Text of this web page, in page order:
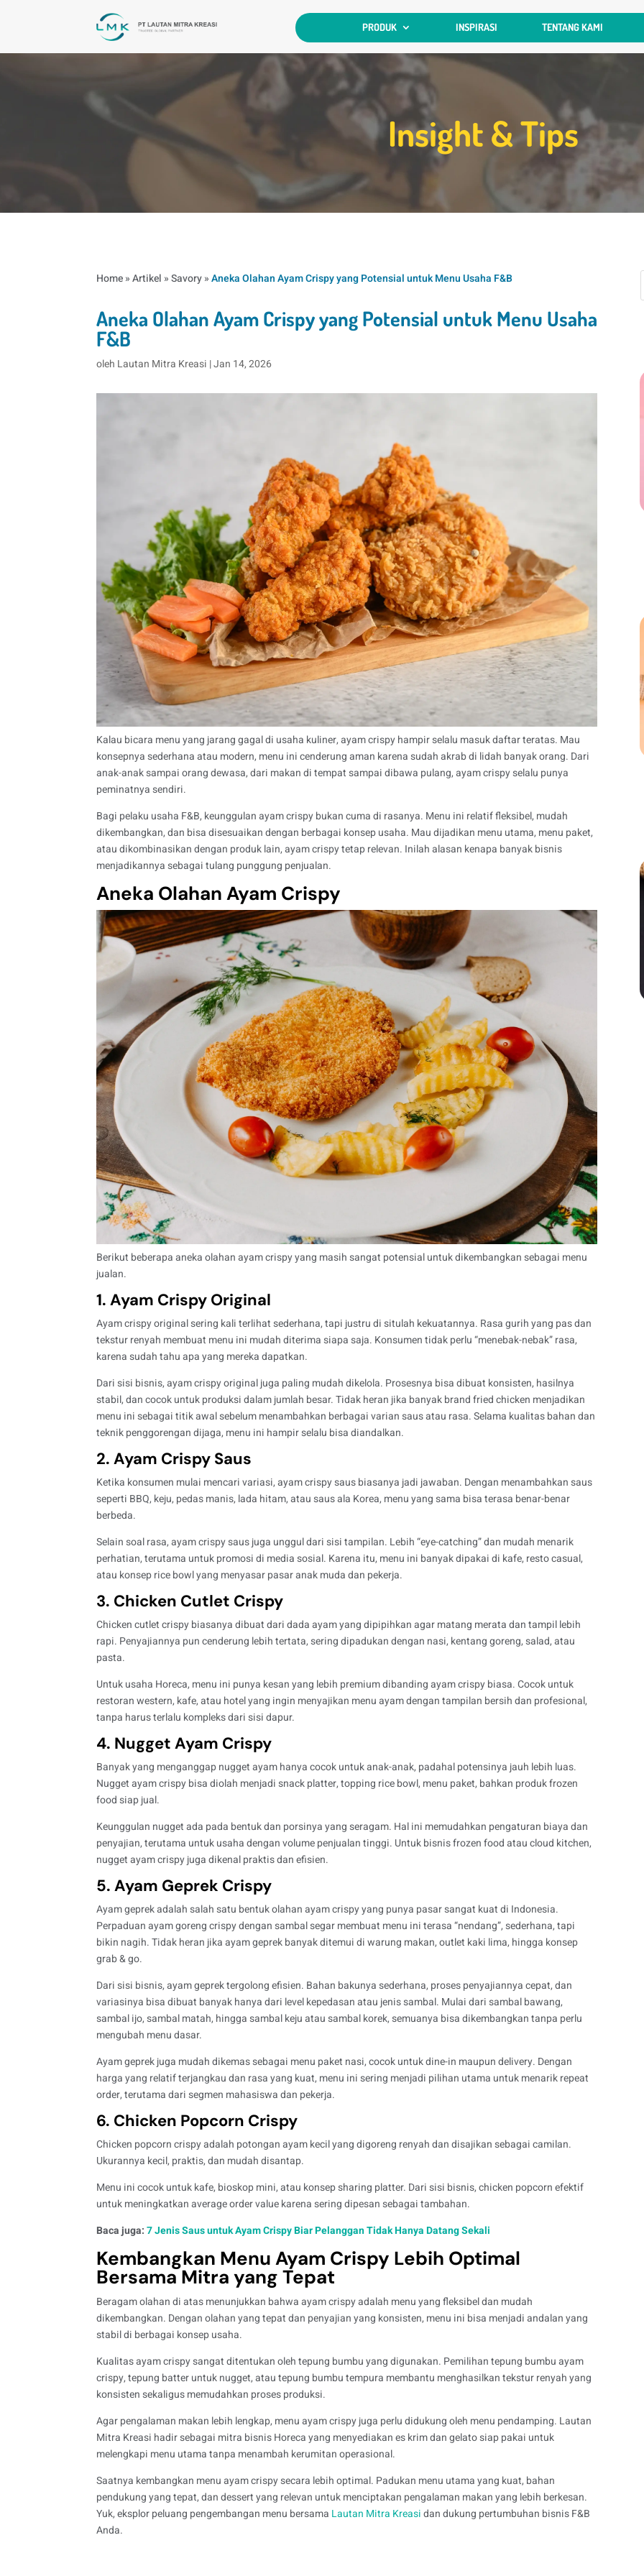
PRODUK INSPIRASI TENTANG KAMI
Insight & Tips
Home»Artikel »Savory»Aneka Olahan Ayam Crispy yang Potensial untuk Menu Usaha F&B
Aneka Olahan Ayam Crispy yang Potensial untuk Menu Usaha
F&B
oleh Lautan Mitra Kreasi |Jan 14, 2026
Kalau bicara menu yang jarang gagal di usaha kuliner, ayam crispy hampir selalu masuk daftar teratas. Mau
konsepnya sederhana atau modern, menu ini cenderung aman karena sudah akrab di lidah banyak orang. Dari
anak-anak sampai orang dewasa, dari makan di tempat sampai dibawa pulang, ayam crispy selalu punya
peminatnya sendiri.
Bagi pelaku usaha F&B, keunggulan ayam crispy bukan cuma di rasanya. Menu ini relatif fleksibel, mudah
dikembangkan, dan bisa disesuaikan dengan berbagai konsep usaha. Mau dijadikan menu utama, menu paket,
atau dikombinasikan dengan produk lain, ayam crispy tetap relevan. Inilah alasan kenapa banyak bisnis
menjadikannya sebagai tulang punggung penjualan.
Aneka Olahan Ayam Crispy
Berikut beberapa aneka olahan ayam crispy yang masih sangat potensial untuk dikembangkan sebagai menu
jualan.
1. Ayam Crispy Original
Ayam crispy original sering kali terlihat sederhana, tapi justru di situlah kekuatannya. Rasa gurih yang pas dan
tekstur renyah membuat menu ini mudah diterima siapa saja. Konsumen tidak perlu “menebak-nebak” rasa,
karena sudah tahu apa yang mereka dapatkan.
Dari sisi bisnis, ayam crispy original juga paling mudah dikelola. Prosesnya bisa dibuat konsisten, hasilnya
stabil, dan cocok untuk produksi dalam jumlah besar. Tidak heran jika banyak brand fried chicken menjadikan
menu ini sebagai titik awal sebelum menambahkan berbagai varian saus atau rasa. Selama kualitas bahan dan
teknik penggorengan dijaga, menu ini hampir selalu bisa diandalkan.
2. Ayam Crispy Saus
Ketika konsumen mulai mencari variasi, ayam crispy saus biasanya jadi jawaban. Dengan menambahkan saus
seperti BBQ, keju, pedas manis, lada hitam, atau saus ala Korea, menu yang sama bisa terasa benar-benar
berbeda.
Selain soal rasa, ayam crispy saus juga unggul dari sisi tampilan. Lebih “eye-catching” dan mudah menarik
perhatian, terutama untuk promosi di media sosial. Karena itu, menu ini banyak dipakai di kafe, resto casual,
atau konsep rice bowl yang menyasar pasar anak muda dan pekerja.
3. Chicken Cutlet Crispy
Chicken cutlet crispy biasanya dibuat dari dada ayam yang dipipihkan agar matang merata dan tampil lebih
rapi. Penyajiannya pun cenderung lebih tertata, sering dipadukan dengan nasi, kentang goreng, salad, atau
pasta.
Untuk usaha Horeca, menu ini punya kesan yang lebih premium dibanding ayam crispy biasa. Cocok untuk
restoran western, kafe, atau hotel yang ingin menyajikan menu ayam dengan tampilan bersih dan profesional,
tanpa harus terlalu kompleks dari sisi dapur.
4. Nugget Ayam Crispy
Banyak yang menganggap nugget ayam hanya cocok untuk anak-anak, padahal potensinya jauh lebih luas.
Nugget ayam crispy bisa diolah menjadi snack platter, topping rice bowl, menu paket, bahkan produk frozen
food siap jual.
Keunggulan nugget ada pada bentuk dan porsinya yang seragam. Hal ini memudahkan pengaturan biaya dan
penyajian, terutama untuk usaha dengan volume penjualan tinggi. Untuk bisnis frozen food atau cloud kitchen,
nugget ayam crispy juga dikenal praktis dan efisien.
5. Ayam Geprek Crispy
Ayam geprek adalah salah satu bentuk olahan ayam crispy yang punya pasar sangat kuat di Indonesia.
Perpaduan ayam goreng crispy dengan sambal segar membuat menu ini terasa “nendang”, sederhana, tapi
bikin nagih. Tidak heran jika ayam geprek banyak ditemui di warung makan, outlet kaki lima, hingga konsep
grab & go.
Dari sisi bisnis, ayam geprek tergolong efisien. Bahan bakunya sederhana, proses penyajiannya cepat, dan
variasinya bisa dibuat banyak hanya dari level kepedasan atau jenis sambal. Mulai dari sambal bawang,
sambal ijo, sambal matah, hingga sambal keju atau sambal korek, semuanya bisa dikembangkan tanpa perlu
mengubah menu dasar.
Ayam geprek juga mudah dikemas sebagai menu paket nasi, cocok untuk dine-in maupun delivery. Dengan
harga yang relatif terjangkau dan rasa yang kuat, menu ini sering menjadi pilihan utama untuk menarik repeat
order, terutama dari segmen mahasiswa dan pekerja.
6. Chicken Popcorn Crispy
Chicken popcorn crispy adalah potongan ayam kecil yang digoreng renyah dan disajikan sebagai camilan.
Ukurannya kecil, praktis, dan mudah disantap.
Menu ini cocok untuk kafe, bioskop mini, atau konsep sharing platter. Dari sisi bisnis, chicken popcorn efektif
untuk meningkatkan average order value karena sering dipesan sebagai tambahan.
Baca juga:7 Jenis Saus untuk Ayam Crispy Biar Pelanggan Tidak Hanya Datang Sekali
Kembangkan Menu Ayam Crispy Lebih Optimal
Bersama Mitra yang Tepat
Beragam olahan di atas menunjukkan bahwa ayam crispy adalah menu yang fleksibel dan mudah
dikembangkan. Dengan olahan yang tepat dan penyajian yang konsisten, menu ini bisa menjadi andalan yang
stabil di berbagai konsep usaha.
Kualitas ayam crispy sangat ditentukan oleh tepung bumbu yang digunakan. Pemilihan tepung bumbu ayam
crispy, tepung batter untuk nugget, atau tepung bumbu tempura membantu menghasilkan tekstur renyah yang
konsisten sekaligus memudahkan proses produksi.
Agar pengalaman makan lebih lengkap, menu ayam crispy juga perlu didukung oleh menu pendamping. Lautan
Mitra Kreasi hadir sebagai mitra bisnis Horeca yang menyediakan es krim dan gelato siap pakai untuk
melengkapi menu utama tanpa menambah kerumitan operasional.
Saatnya kembangkan menu ayam crispy secara lebih optimal. Padukan menu utama yang kuat, bahan
pendukung yang tepat, dan dessert yang relevan untuk menciptakan pengalaman makan yang lebih berkesan.
Yuk, eksplor peluang pengembangan menu bersama Lautan Mitra Kreasidan dukung pertumbuhan bisnis F&B
Anda.